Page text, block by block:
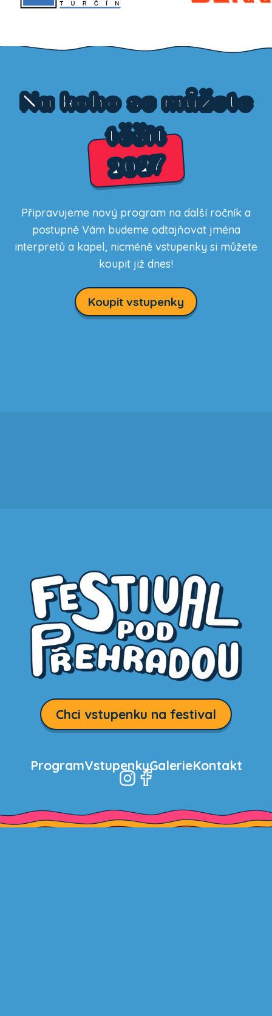
Na koho se můžete
těšit
2027
Připravujeme nový program na další ročník a
postupně Vám budeme odtajňovat jména
interpretů a kapel, nicméně vstupenky si můžete
koupit již dnes!
Koupit vstupenky
Chci vstupenku na festival
ProgramVstupenkyGalerieKontakt